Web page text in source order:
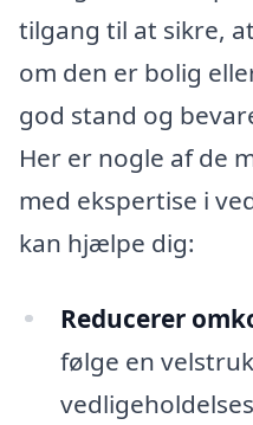
tilgang til at sikre,
om den er bolig
god stand og
Her er nogle af de
med ekspertise i
kan hjælpe dig:
Reducerer
følge en